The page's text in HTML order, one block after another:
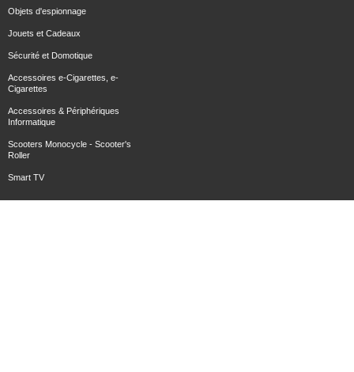
Objets d'espionnage
Jouets et Cadeaux
Sécurité et Domotique
Accessoires e-Cigarettes, e-
Cigarettes
Accessoires & Périphériques
Informatique
Scooters Monocycle - Scooter's
Roller
Smart TV